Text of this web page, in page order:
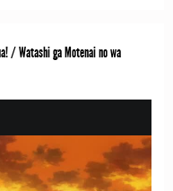
/ Watashi ga Motenai no wa